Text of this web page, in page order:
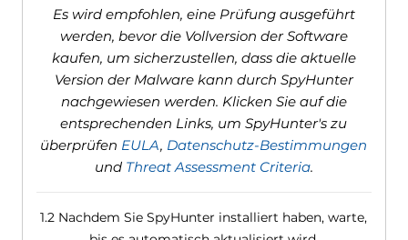
Es wird empfohlen, eine Prüfung ausgeführt
werden, bevor die Vollversion der Software
kaufen, um sicherzustellen, dass die aktuelle
Version der Malware kann durch SpyHunter
nachgewiesen werden. Klicken Sie auf die
entsprechenden Links, um SpyHunter's zu
überprüfen EULA, Datenschutz-Bestimmungen
und Threat Assessment Criteria.
1.2 Nachdem Sie SpyHunter installiert haben, warte,